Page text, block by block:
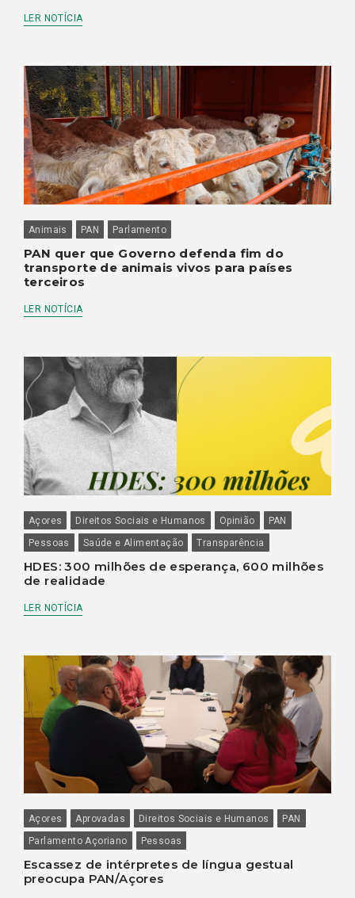
LER NOTÍCIA
Animais PAN Parlamento
PAN quer que Governo defenda fim do
transporte de animais vivos para países
terceiros
LER NOTÍCIA
Açores Direitos Sociais e Humanos Opinião
PAN
Pessoas
Saúde e Alimentação Transparência
HDES: 300 milhões de esperança, 600 milhões
de realidade
LER NOTÍCIA
Açores Aprovadas Direitos Sociais e Humanos
PAN
Parlamento Açoriano
Pessoas
Escassez de intérpretes de língua gestual
preocupa PAN/Açores